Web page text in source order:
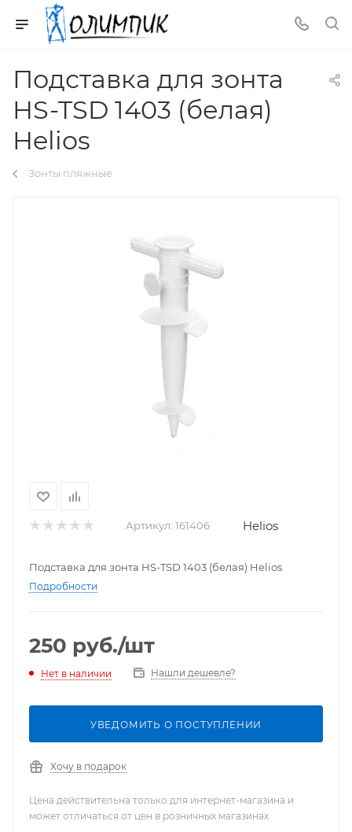
Подставка для зонта
HS-TSD 1403 (белая)
Helios
Зонты пляжные
Артикул: 161406 Helios
Подставка для зонта HS-TSD 1403 (белая) Helios
Подробности
250 руб./шт
Нет в наличии Нашли дешевле?
УВЕДОМИТЬ О ПОСТУПЛЕНИИ
Хочу в подарок
Цена действительна только для интернет-магазина и
может отличаться от цен в розничных магазинах